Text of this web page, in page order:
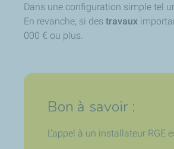
Dans une configuration simple tel
En revanche, si des travaux
000 € ou plus.
Bon à savoir :
L’appel à un installateur